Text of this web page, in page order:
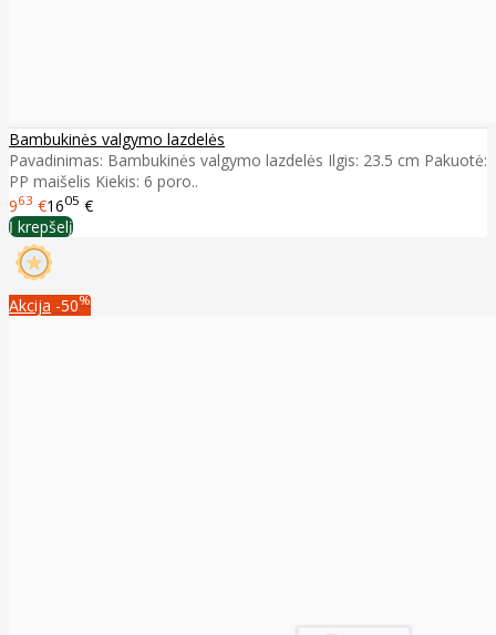
Bambukinės valgymo lazdelės
Pavadinimas: Bambukinės valgymo lazdelės Ilgis: 23.5 cm Pakuotė:
PP maišelis Kiekis: 6 poro..
963 €1605 €
Į krepšelį
Akcija -50%